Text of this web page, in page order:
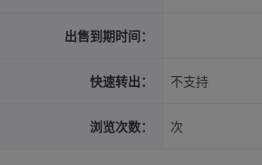
出售到期时间：
快速转出： 不支持
浏览次数： 次